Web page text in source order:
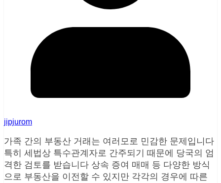
jipjurom
가족 간의 부동산 거래는 여러모로 민감한 문제입니다
특히 세법상 특수관계자로 간주되기 때문에 당국의 엄
격한 검토를 받습니다 상속 증여 매매 등 다양한 방식
으로 부동산을 이전할 수 있지만 각각의 경우에 따른